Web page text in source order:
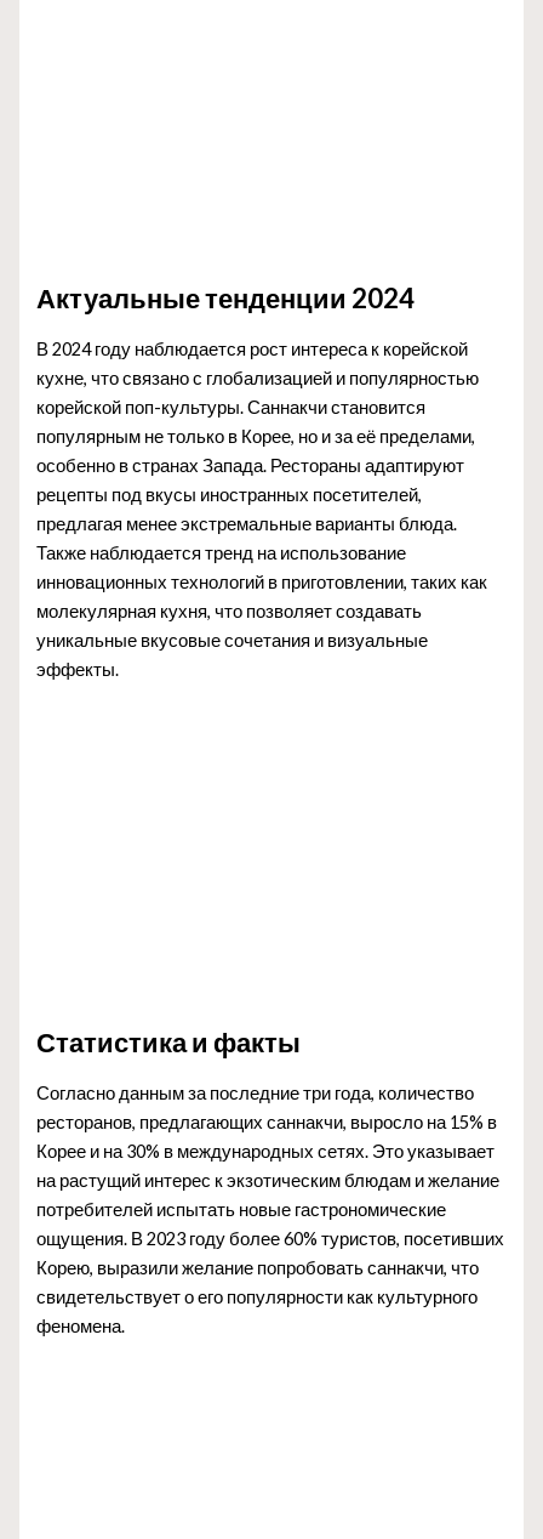
Актуальные тенденции 2024
В 2024 году наблюдается рост интереса к корейской
кухне, что связано с глобализацией и популярностью
корейской поп-культуры. Саннакчи становится
популярным не только в Корее, но и за её пределами,
особенно в странах Запада. Рестораны адаптируют
рецепты под вкусы иностранных посетителей,
предлагая менее экстремальные варианты блюда.
Также наблюдается тренд на использование
инновационных технологий в приготовлении, таких как
молекулярная кухня, что позволяет создавать
уникальные вкусовые сочетания и визуальные
эффекты.
Статистика и факты
Согласно данным за последние три года, количество
ресторанов, предлагающих саннакчи, выросло на 15% в
Корее и на 30% в международных сетях. Это указывает
на растущий интерес к экзотическим блюдам и желание
потребителей испытать новые гастрономические
ощущения. В 2023 году более 60% туристов, посетивших
Корею, выразили желание попробовать саннакчи, что
свидетельствует о его популярности как культурного
феномена.